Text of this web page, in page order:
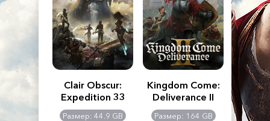
Creed
Clair Obscur:
Expedition 33
Размер: 44.9 GB
Kingdom Come:
Deliverance II
Размер: 164 GB
The